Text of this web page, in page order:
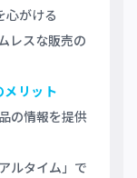
心がける
レスな販売の
リット
の情報を提供
ルタイム」で